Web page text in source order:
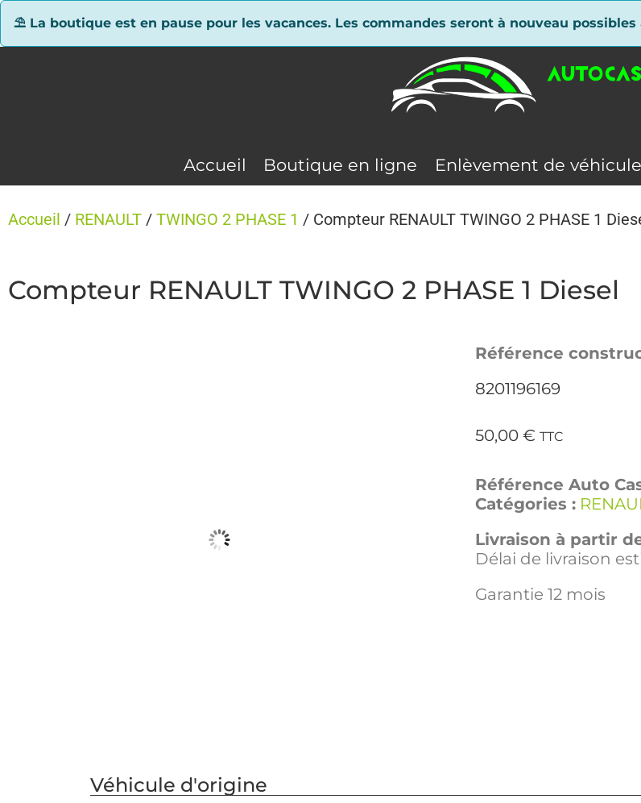
⛱ La boutique est en pause pour les vacances. Les commandes seront à nouveau
Accueil Boutique en ligne Enlèvement de véhicule
Accueil / RENAULT / TWINGO 2 PHASE 1 / Compteur RENAULT TWINGO 2 PHASE 1
Compteur RENAULT TWINGO 2 PHASE 1 Diesel
Référence
8201196169
50,00 € TTC
Référence Auto
Catégories :
Livraison à partir
Délai de livraison
Garantie 12 mois
Véhicule d'origine
Panneau de gestion des cookies